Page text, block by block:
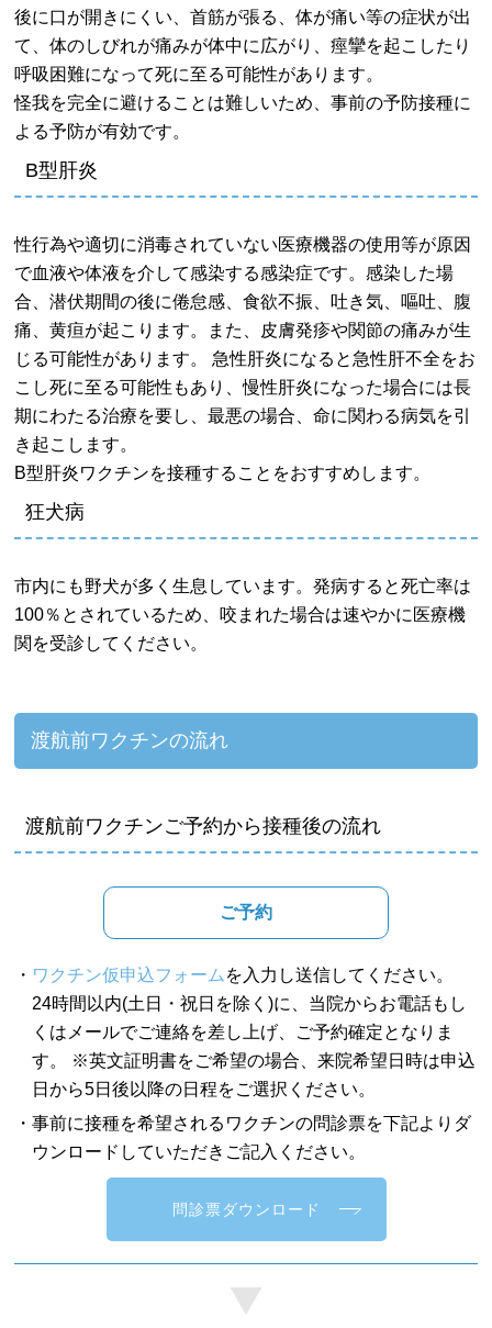
後に口が開きにくい、首筋が張る、体が痛い等の症状が出
て、体のしびれが痛みが体中に広がり、痙攣を起こしたり
呼吸困難になって死に至る可能性があります。
怪我を完全に避けることは難しいため、事前の予防接種に
よる予防が有効です。
B型肝炎
性行為や適切に消毒されていない医療機器の使用等が原因
で血液や体液を介して感染する感染症です。感染した場
合、潜伏期間の後に倦怠感、食欲不振、吐き気、嘔吐、腹
痛、黄疸が起こります。また、皮膚発疹や関節の痛みが生
じる可能性があります。 急性肝炎になると急性肝不全をお
こし死に至る可能性もあり、慢性肝炎になった場合には長
期にわたる治療を要し、最悪の場合、命に関わる病気を引
き起こします。
B型肝炎ワクチンを接種することをおすすめします。
狂犬病
市内にも野犬が多く生息しています。発病すると死亡率は
100％とされているため、咬まれた場合は速やかに医療機
関を受診してください。
渡航前ワクチンの流れ
渡航前ワクチンご予約から接種後の流れ
ご予約
・ ワクチン仮申込フォーム を入力し送信してください。
24時間以内(土日・祝日を除く)に、当院からお電話もし
くはメールでご連絡を差し上げ、ご予約確定となりま
す。 ※英文証明書をご希望の場合、来院希望日時は申込
日から5日後以降の日程をご選択ください。
・事前に接種を希望されるワクチンの問診票を下記よりダ
ウンロードしていただきご記入ください。
問診票ダウンロード